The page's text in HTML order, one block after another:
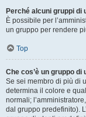
Perché alcuni gruppi di
È possibile per
un gruppo per rendere
Top
Che cos’è un gruppo
Se sei membro di più di
determina il colore e
normali;
dal gruppo predefinito).